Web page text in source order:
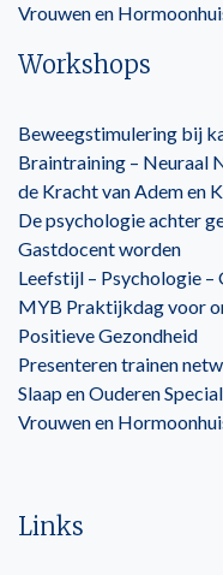
Vrouwen en
Workshops
Beweegstimulering bij
Braintraining – Neuraal
de Kracht van Adem en
De psychologie achter
Gastdocent worden
Leefstijl – Psychologie –
MYB Praktijkdag voor
Positieve Gezondheid
Presenteren trainen
Slaap en Ouderen
Vrouwen en
Links